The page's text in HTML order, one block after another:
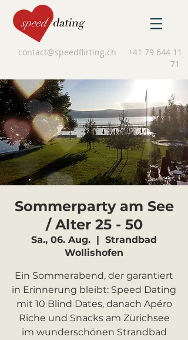
contact@speedflirting.ch
+41 79 644 11
71
Sommerparty am See
/ Alter 25 - 50
Sa., 06. Aug.
  |
Strandbad
Wollishofen
Ein Sommerabend, der garantiert
in Erinnerung bleibt: Speed Dating
mit 10 Blind Dates, danach Apéro
Riche und Snacks am Zürichsee
im wunderschönen Strandbad